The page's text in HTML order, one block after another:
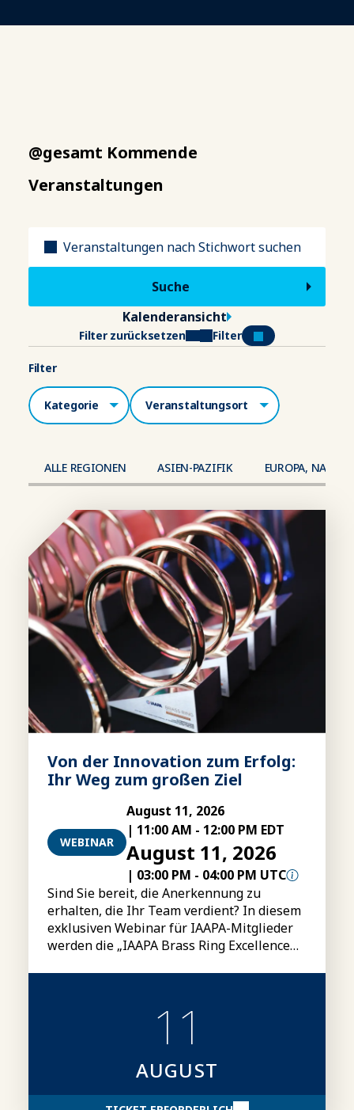
@gesamt Kommende
Veranstaltungen
Kalenderansicht
Filter zurücksetzen Filter
Filter
Kategorien Veranstaltungsort
ALLE REGIONEN ASIEN-PAZIFIK EUROPA, NAHER
Von der Innovation zum Erfolg:
Ihr Weg zum großen Ziel
WEBINAR
August 11, 2026
| 11:00 AM - 12:00 PM EDT
August 11, 2026
| 03:00 PM - 04:00 PM UTC
Sind Sie bereit, die Anerkennung zu
erhalten, die Ihr Team verdient? In diesem
exklusiven Webinar für IAAPA-Mitglieder
werden die „IAAPA Brass Ring Excellence
die Erstellung überzeugenderer
11
AUGUST